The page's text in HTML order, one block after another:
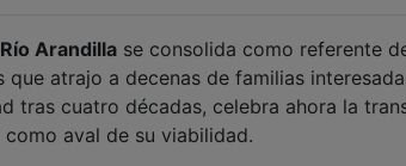
como aval de su viabilidad.
de Puertas Abiertasdel Colegio Rural